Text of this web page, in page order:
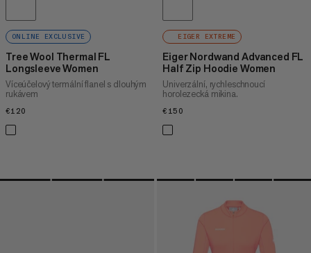
ONLINE EXCLUSIVE
Tree Wool Thermal FL
Longsleeve Women
Víceúčelový termální flanel s dlouhým
rukávem
€120
EIGER EXTREME
Eiger Nordwand Advanced FL
Half Zip Hoodie Women
Univerzální, rychleschnoucí
horolezecká mikina.
€150